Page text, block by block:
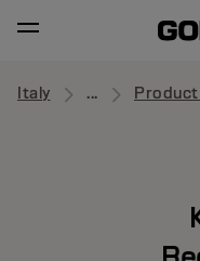
Italy ... Product